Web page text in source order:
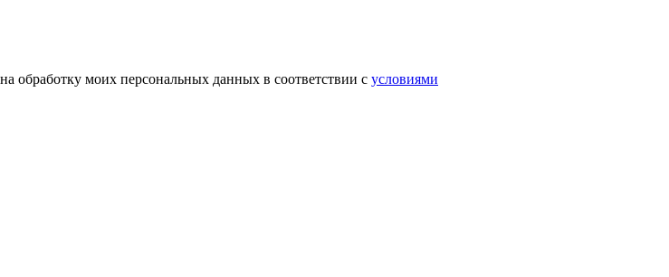
обработку моих персональных данных в соответствии с условиями